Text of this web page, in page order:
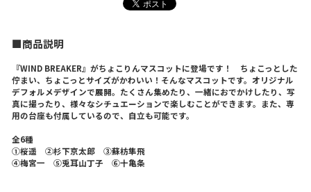
■商品説明
『WIND BREAKER』がちょこりんマスコットに登場です！ ちょこっとした
佇まい、ちょこっとサイズがかわいい！そんなマスコットです。オリジナル
デフォルメデザインで展開。たくさん集めたり、一緒におでかけしたり、写
真に撮ったり、様々なシチュエーションで楽しむことができます。また、専
用の台座も付属しているので、自立も可能です。
全6種
①桜遥 ②杉下京太郎 ③蘇枋隼飛
④梅宮一 ⑤兎耳山丁子 ⑥十亀条